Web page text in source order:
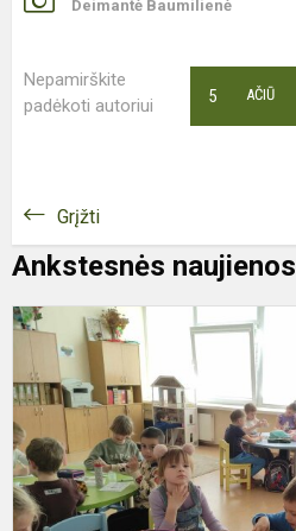
Deimantė Baumilienė
Nepamirškite
padėkoti autoriui
AČIŪ
5
Grįžti
Ankstesnės naujienos